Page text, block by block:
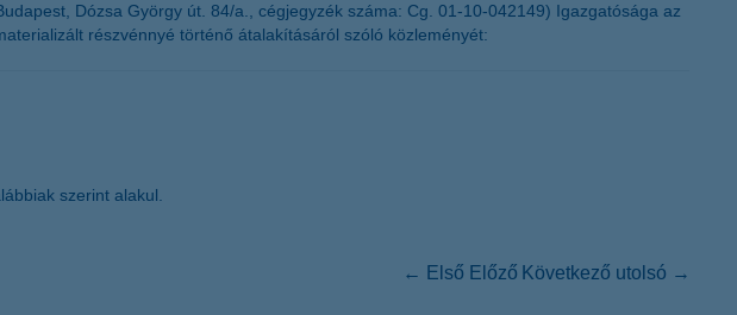
Dózsa György út. 84/a., cégjegyzék száma: Cg. 01-10-042149) Igazgatósága az
részvénnyé történő átalakításáról szóló közleményét:
szerint alakul.
← Első Előző Következő utolsó →